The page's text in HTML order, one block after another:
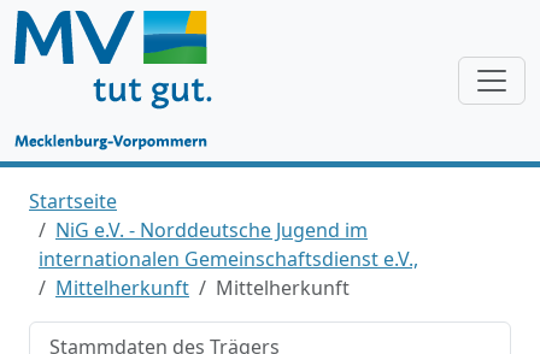
Startseite
NiG e.V. - Norddeutsche Jugend im
internationalen Gemeinschaftsdienst e.V.,
Mittelherkunft
Mittelherkunft
Stammdaten des Trägers